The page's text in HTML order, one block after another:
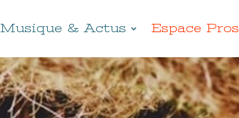
Musique & Actus Espace Pros